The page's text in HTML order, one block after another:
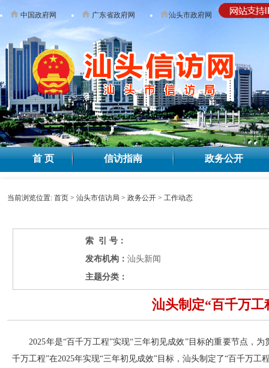
中国政府网 广东省政府网 汕头市政府网 无障
首 页 信访指南 政务公开
当前浏览位置: 首页 > 汕头市信访局 > 政务公开 > 工作动态
索 引 号：
发布机构： 汕头新闻
主题分类：
汕头制定“百千万
2025年是“百千万工程”实现“三年初见成效”目标的重要节点，为
千万工程”在2025年实现“三年初见成效”目标，汕头制定了“百千万工